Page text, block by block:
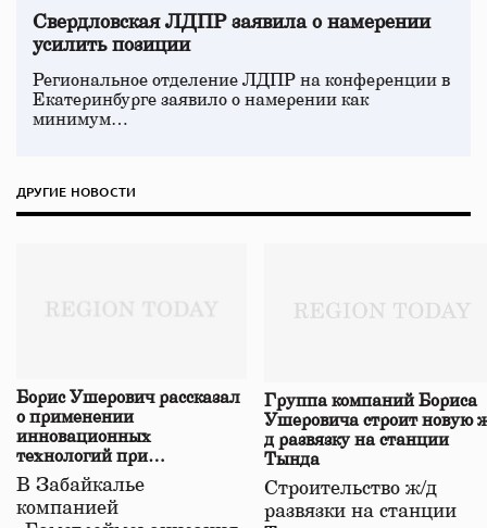
Свердловская ЛДПР заявила о намерении
усилить позиции
Региональное отделение ЛДПР на конференции в
Екатеринбурге заявило о намерении как
минимум…
ДРУГИЕ НОВОСТИ
Борис Ушерович рассказал
о применении
инновационных
технологий при
строительстве нового моста
в Забайкалье
В Забайкалье
компанией
Группа компаний Бориса
Ушеровича строит новую
д развязку на станции
Тында
Строительство ж/д
развязки на станции